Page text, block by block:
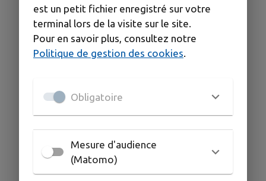
est un petit fichier enregistré sur votre
terminal lors de la visite sur le site.
Pour en savoir plus, consultez notre
Politique de gestion des cookies.
Obligatoire
Mesure d'audience
(Matomo)